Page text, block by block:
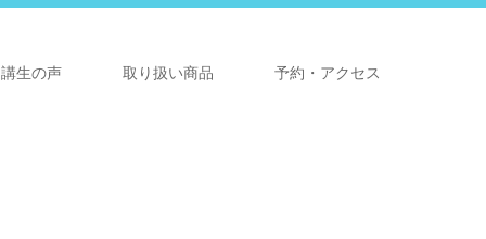
生の声 取り扱い商品 予約・アクセス